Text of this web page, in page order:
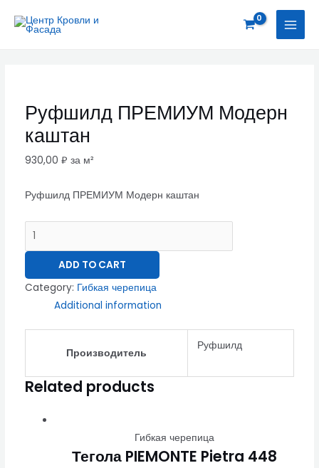
Руфшилд ПРЕМИУМ Модерн
каштан
930,00 ₽ за м²
Руфшилд ПРЕМИУМ Модерн каштан
ПРЕМИУМ
ADD TO CART
Category: Гибкая черепица
Additional information
Производитель
Руфшилд
Related products
Гибкая черепица
Тегола PIEMONTE Pietra 448